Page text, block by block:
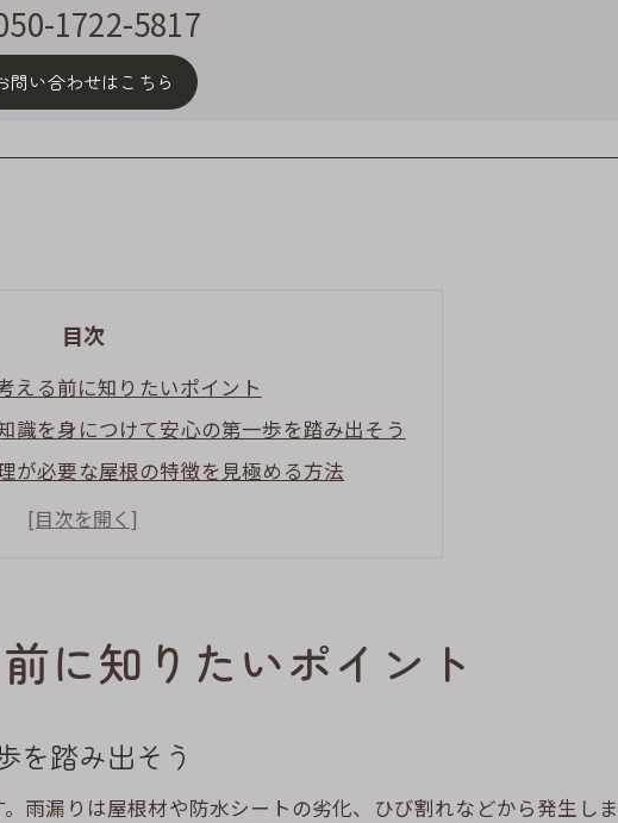
1722-5817
問い合わせはこちら
目次
える前に知りたいポイント
識を身につけて安心の第一歩を踏み出そう
が必要な屋根の特徴を見極める方法
や連絡先選びで失敗しないコツ
や評判を活用して信頼できる選択を
修理のリスクと対策
なる屋根の劣化サインと早期発見法
の雨漏り修理と屋根メンテナンス法
に知りたいポイント
を踏み出そう
雨漏りは屋根材や防水シートの劣化、ひび割れなどから発生し